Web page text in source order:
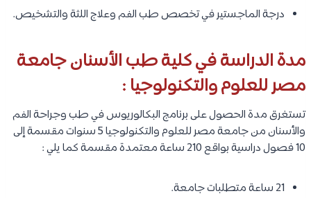
درجة الماجستير في تخصص طب الفم وعلاج اللثة والتشخيص.
مدة الدراسة في كلية طب الأسنان جامعة
مصر للعلوم والتكنولوجيا :
تستغرق مدة الحصول على برنامج البكالوريوس في طب وجراحة الفم
والأسنان من جامعة مصر للعلوم والتكنولوجيا 5 سنوات مقسمة إلى
10 فصول دراسية بواقع 210 ساعة معتمدة مقسمة كما يلي :
21 ساعة متطلبات جامعة.